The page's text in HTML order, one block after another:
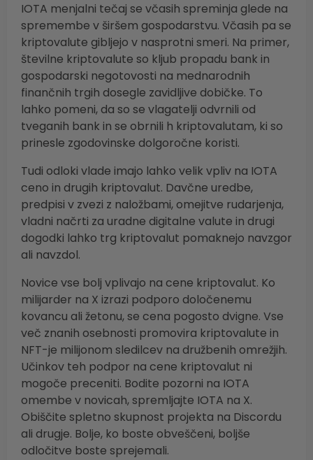
IOTA menjalni tečaj se včasih spreminja glede na
spremembe v širšem gospodarstvu. Včasih pa se
kriptovalute gibljejo v nasprotni smeri. Na primer,
številne kriptovalute so kljub propadu bank in
gospodarski negotovosti na mednarodnih
finančnih trgih dosegle zavidljive dobičke. To
lahko pomeni, da so se vlagatelji odvrnili od
tveganih bank in se obrnili h kriptovalutam, ki so
prinesle zgodovinske dolgoročne koristi.
Tudi odloki vlade imajo lahko velik vpliv na IOTA
ceno in drugih kriptovalut. Davčne uredbe,
predpisi v zvezi z naložbami, omejitve rudarjenja,
vladni načrti za uradne digitalne valute in drugi
dogodki lahko trg kriptovalut pomaknejo navzgor
ali navzdol.
Novice vse bolj vplivajo na cene kriptovalut. Ko
milijarder na X izrazi podporo določenemu
kovancu ali žetonu, se cena pogosto dvigne. Vse
več znanih osebnosti promovira kriptovalute in
NFT-je milijonom sledilcev na družbenih omrežjih.
Učinkov teh podpor na cene kriptovalut ni
mogoče preceniti. Bodite pozorni na IOTA
omembe v novicah, spremljajte IOTA na X.
Obiščite spletno skupnost projekta na Discordu
ali drugje. Bolje, ko boste obveščeni, boljše
odločitve boste sprejemali.